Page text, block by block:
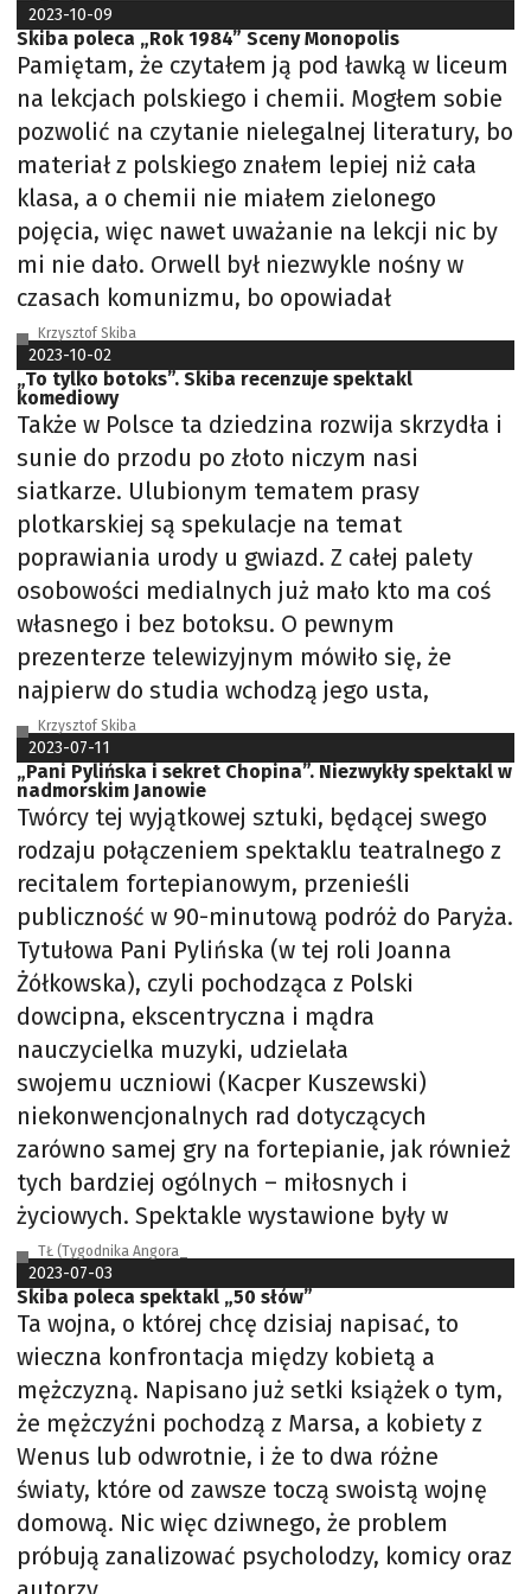
2023-10-09
Skiba poleca „Rok 1984” Sceny Monopolis
Pamiętam, że czytałem ją pod ławką w liceum
na lekcjach polskiego i chemii. Mogłem sobie
pozwolić na czytanie nielegalnej literatury, bo
materiał z polskiego znałem lepiej niż cała
klasa, a o chemii nie miałem zielonego
pojęcia, więc nawet uważanie na lekcji nic by
mi nie dało. Orwell był niezwykle nośny w
czasach komunizmu, bo opowiadał
Krzysztof Skiba
2023-10-02
„To tylko botoks”. Skiba recenzuje spektakl
komediowy
Także w Polsce ta dziedzina rozwija skrzydła i
sunie do przodu po złoto niczym nasi
siatkarze. Ulubionym tematem prasy
plotkarskiej są spekulacje na temat
poprawiania urody u gwiazd. Z całej palety
osobowości medialnych już mało kto ma coś
własnego i bez botoksu. O pewnym
prezenterze telewizyjnym mówiło się, że
najpierw do studia wchodzą jego usta,
Krzysztof Skiba
2023-07-11
„Pani Pylińska i sekret Chopina”. Niezwykły spektakl w
nadmorskim Janowie
Twórcy tej wyjątkowej sztuki, będącej swego
rodzaju połączeniem spektaklu teatralnego z
recitalem fortepianowym, przenieśli
publiczność w 90-minutową podróż do Paryża.
Tytułowa Pani Pylińska (w tej roli Joanna
Żółkowska), czyli pochodząca z Polski
dowcipna, ekscentryczna i mądra
nauczycielka muzyki, udzielała
swojemu uczniowi (Kacper Kuszewski)
niekonwencjonalnych rad dotyczących
zarówno samej gry na fortepianie, jak również
tych bardziej ogólnych – miłosnych i
życiowych. Spektakle wystawione były w
TŁ (Tygodnika Angora_
2023-07-03
Skiba poleca spektakl „50 słów”
Ta wojna, o której chcę dzisiaj napisać, to
wieczna konfrontacja między kobietą a
mężczyzną. Napisano już setki książek o tym,
że mężczyźni pochodzą z Marsa, a kobiety z
Wenus lub odwrotnie, i że to dwa różne
światy, które od zawsze toczą swoistą wojnę
domową. Nic więc dziwnego, że problem
próbują zanalizować psycholodzy, komicy oraz